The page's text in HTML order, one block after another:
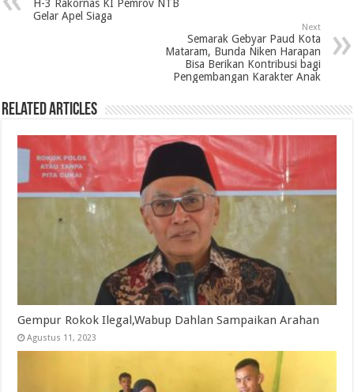
H-3 Rakornas KI Pemrov NTB
Gelar Apel Siaga
Next
Semarak Gebyar Paud Kota
Mataram, Bunda Niken Harapan
Bisa Berikan Kontribusi bagi
Pengembangan Karakter Anak
Related Articles
Gempur Rokok Ilegal,Wabup Dahlan Sampaikan Arahan
Agustus 11, 2023